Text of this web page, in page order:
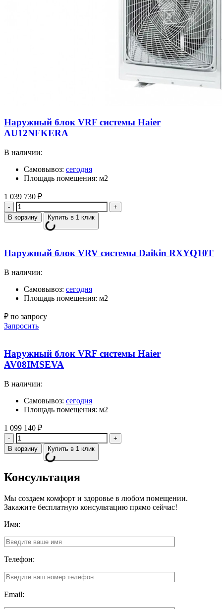
Наружный блок VRF системы Haier
AU12NFKERA
В наличии:
Самовывоз: сегодня
Площадь помещения: м2
1 039 730 ₽
Количество
В корзину Купить в 1 клик
Наружный блок VRV системы Daikin RXYQ10T
В наличии:
Самовывоз: сегодня
Площадь помещения: м2
₽ по запросу
Запросить
Наружный блок VRF системы Haier
AV08IMSEVA
В наличии:
Самовывоз: сегодня
Площадь помещения: м2
1 099 140 ₽
Количество
В корзину Купить в 1 клик
Консультация
Мы создаем комфорт и здоровье в любом помещении.
Закажите бесплатную консультацию прямо сейчас!
Имя:
Телефон:
Email: